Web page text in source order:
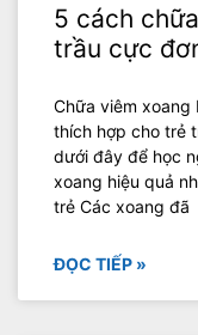
5 cách
trầu cực
Chữa viêm
thích hợp cho trẻ
dưới đây để học
xoang hiệu quả
trẻ Các xoang đã
ĐỌC TIẾP »